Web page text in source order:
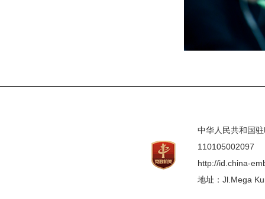
中华人民共和国
110105002097
http://id.china-
地址：Jl.Mega